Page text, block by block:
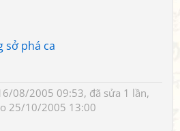
sở phá ca
08/2005 09:53, đã sửa 1 lần,
25/10/2005 13:00